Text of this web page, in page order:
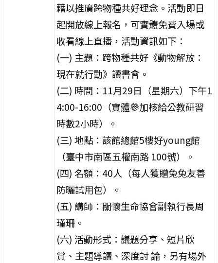
藉以推廣跨物種共好理念。活動即日
起開放線上報名，可實體免費入場或
收看線上直播，活動資訊如下：
(一) 主題：跨物種共好《動物解放：
現在就行動》讀書會。
(二) 時間：11月29日（星期六）下午1
4:00-16:00（實體參加核給公教研習
時數2小時）。
(三) 地點：該館總館5樓好young館
（臺中市南區五權南路 100號）。
(四) 名額：40人（每人獲贈兔兔友善
防曬試用包）。
(五) 講師：關懷生命協會副執行長周
瑾珊。
(六) 活動形式：議題分享、短片欣
賞、主題導讀、深度討 論，另有場外